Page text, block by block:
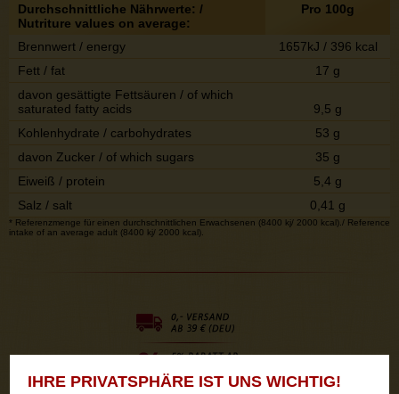
IHRE PRIVATSPHÄRE IST UNS WICHTIG!
Durchschnittliche Nährwerte: /
Nutriture values on average:
Pro 100g
Brennwert / energy
1657kJ / 396 kcal
Fett / fat
17 g
davon gesättigte Fettsäuren / of which
saturated fatty acids
9,5 g
Kohlenhydrate / carbohydrates
53 g
davon Zucker / of which sugars
35 g
Eiweiß / protein
5,4 g
Salz / salt
0,41 g
* Referenzmenge für einen durchschnittlichen Erwachsenen (8400 kj/ 2000 kcal)./ Reference
intake of an average adult (8400 kj/ 2000 kcal).